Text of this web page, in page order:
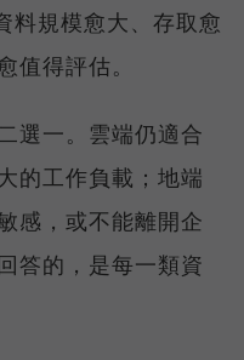
料規模愈大、存取愈
值得評估。
選一。雲端仍適合
的工作負載；地端
感，或不能離開企
答的，是每一類資